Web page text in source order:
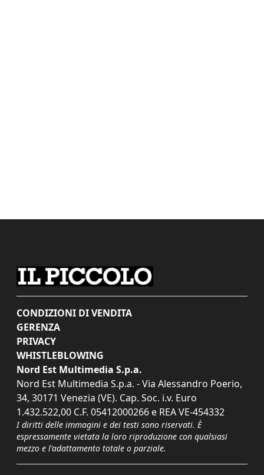
CONDIZIONI DI VENDITA
GERENZA
PRIVACY
WHISTLEBLOWING
Nord Est Multimedia S.p.a.
Nord Est Multimedia S.p.a. - Via Alessandro Poerio,
34, 30171 Venezia (VE). Cap. Soc. i.v. Euro
1.432.522,00 C.F. 05412000266 e REA VE-454332
I diritti delle immagini e dei testi sono riservati. È
espressamente vietata la loro riproduzione con qualsiasi
mezzo e l'adattamento totale o parziale.